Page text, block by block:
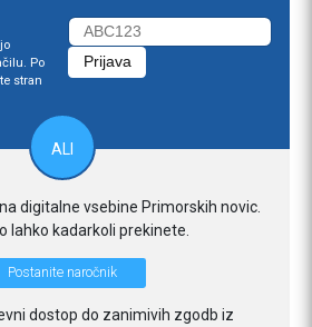
Po
stran
ALI
digitalne vsebine Primorskih novic.
lahko kadarkoli prekinete.
Postanite naročnik
dostop do zanimivih zgodb iz